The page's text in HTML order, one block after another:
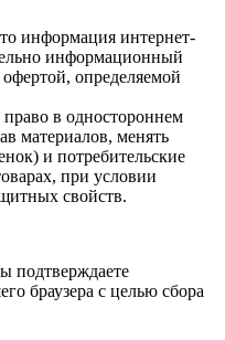
информация интернет-
информационный
определяемой
право в одностороннем
материалов, менять
и потребительские
при условии
свойств.
подтверждаете
браузера с целью сбора